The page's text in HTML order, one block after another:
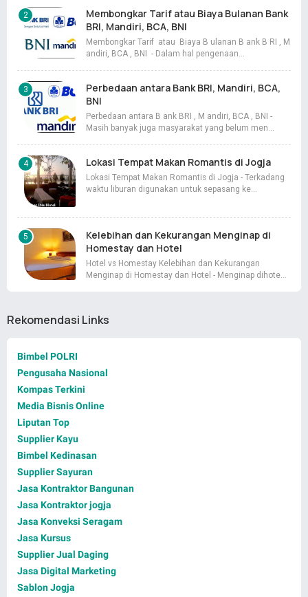
Membongkar Tarif atau Biaya Bulanan Bank
BRI, Mandiri, BCA, BNI
Membongkar Tarif atau Biaya B ulanan B ank B RI , M
andiri, BCA , BNI - Dalam hal pengenaan…
Perbedaan antara Bank BRI, Mandiri, BCA,
BNI
Perbedaan antara B ank BRI , M andiri, BCA , BNI -
Masih banyak juga masyarakat yang belum men…
Lokasi Tempat Makan Romantis di Jogja
Lokasi Tempat Makan Romantis di Jogja - Terkadang
waktu liburan digunakan untuk sepasang ke…
Kelebihan dan Kekurangan Menginap di
Homestay dan Hotel
Hotel vs Homestay Kelebihan dan Kekurangan
Menginap di Homestay dan Hotel - Menginap dihote…
Rekomendasi Links
Bimbel POLRI
Pengusaha Nasional
Kompas Terkini
Media Bisnis Online
Liputan Top
Supplier Kayu
Bimbel Kedinasan
Supplier Sayuran
Jasa Kontraktor Bangunan
Jasa Kontraktor jogja
Jasa Konveksi Seragam
Jasa Kursus
Supplier Jual Daging
Jasa Digital Marketing
Sablon Jogja